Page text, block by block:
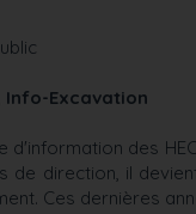
Info-Excavation
des
direction, il
Ces dernières